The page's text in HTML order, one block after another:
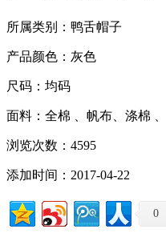
所属类别：鸭舌帽子
产品颜色：灰色
尺码：均码
面料：全棉 、帆布、涤棉
浏览次数：4595
添加时间：2017-04-22
0